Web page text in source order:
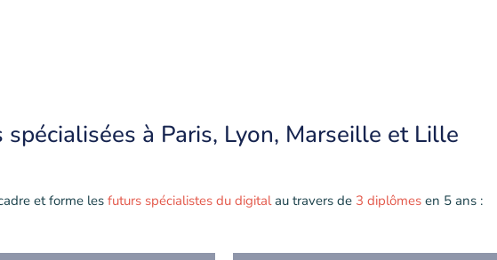
spécialisées à Paris, Lyon, Marseille et Lille
et forme les futurs spécialistes du digitalau travers de 3 diplômes en 5 ans :